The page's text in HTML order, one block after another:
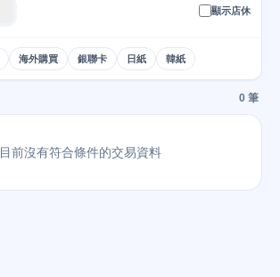
顯示店休
海外購買 銀聯卡 日紙 韓紙
0 筆
目前沒有符合條件的交易資料